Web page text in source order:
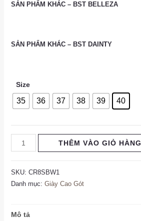
SẢN PHẨM KHÁC – BST BELLEZA
SẢN PHẨM KHÁC – BST DAINTY
Size
35 36 37 38 39 40
THÊM VÀO GIỎ HÀNG
SKU: CR8SBW1
Danh mục: Giày Cao Gót
Mô tả